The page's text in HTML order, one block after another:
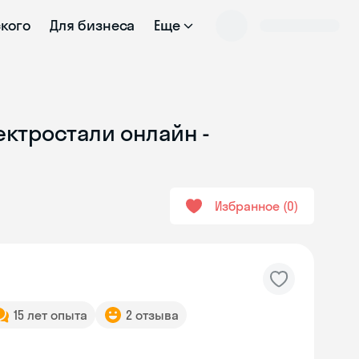
Для бизнеса Еще
онлайн -
Избранное 0
15 лет опыта 2 отзыва